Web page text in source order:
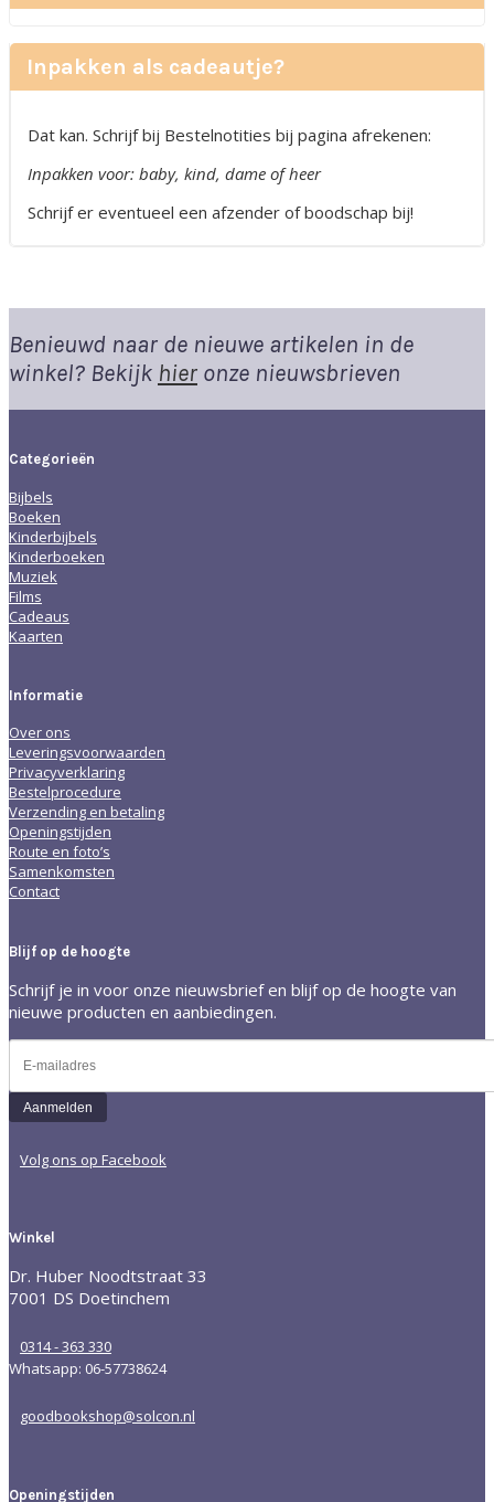
Inpakken als cadeautje?
Dat kan. Schrijf bij Bestelnotities bij pagina afrekenen:
Inpakken voor: baby, kind, dame of heer
Schrijf er eventueel een afzender of boodschap bij!
Benieuwd naar de nieuwe artikelen in de
winkel? Bekijk hier onze nieuwsbrieven
Categorieën
Bijbels
Boeken
Kinderbijbels
Kinderboeken
Muziek
Films
Cadeaus
Kaarten
Informatie
Over ons
Leveringsvoorwaarden
Privacyverklaring
Bestelprocedure
Verzending en betaling
Openingstijden
Route en foto’s
Samenkomsten
Contact
Blijf op de hoogte
Schrijf je in voor onze nieuwsbrief en blijf op de hoogte van
nieuwe producten en aanbiedingen.
Volg ons op Facebook
Winkel
Dr. Huber Noodtstraat 33
7001 DS Doetinchem
0314 - 363 330
Whatsapp: 06-57738624
goodbookshop@solcon.nl
Openingstijden